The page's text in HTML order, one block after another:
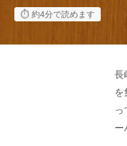
約4分で読めます
長
を
っ
ー